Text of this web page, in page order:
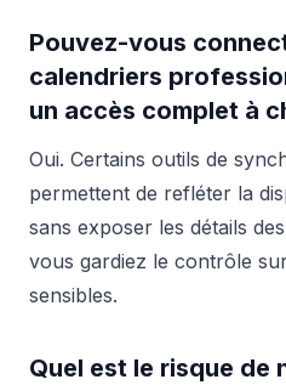
Pouvez-vous
calendriers
un accès complet à
Oui. Certains outils de
permettent de refléter la
sans exposer les détails
vous gardiez le contrôle
sensibles.
Quel est le risque de